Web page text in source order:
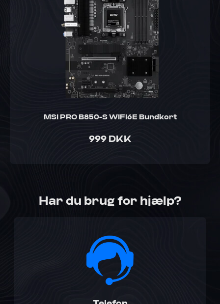
MSI PRO B850-S WIFI6E Bundkort
999 DKK
Har du brug for hjælp?